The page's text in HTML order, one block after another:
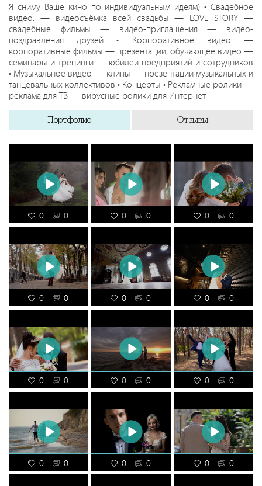
Я сниму Ваше кино по индивидуальным идеям) • Свадебное
видео. — видеосъёмка всей свадьбы — LOVE STORY —
свадебные фильмы — видео-приглашения — видео-
поздравления друзей • Корпоративное видео —
корпоративные фильмы — презентации, обучающее видео —
семинары и тренинги — юбилеи предприятий и сотрудников
• Музыкальное видео — клипы — презентации музыкальных и
танцевальных коллективов • Концерты • Рекламные ролики —
реклама для ТВ — вирусные ролики для Интернет
Портфолио Отзывы
0 0 0 0 0 0
0 0 0 0 0 0
0 0 0 0 0 0
0 0 0 0 0 0